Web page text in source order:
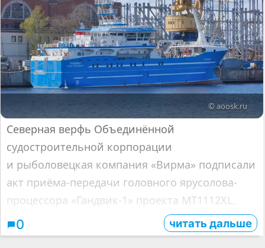
© aoosk.ru
Северная верфь Объединённой
судостроительной корпорации
и рыболовецкая компания «Вирма» подписали
акт приёма-передачи головного ярусолова-
процессора «Гандвик-1» проекта МТ1112XL.
0 читать дальше